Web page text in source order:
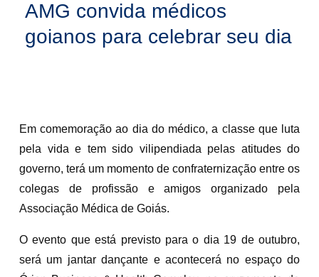
AMG convida médicos
goianos para celebrar seu dia
Em comemoração ao dia do médico, a classe que luta
pela vida e tem sido vilipendiada pelas atitudes do
governo, terá um momento de confraternização entre os
colegas de profissão e amigos organizado pela
Associação Médica de Goiás.
O evento que está previsto para o dia 19 de outubro,
será um jantar dançante e acontecerá no espaço do